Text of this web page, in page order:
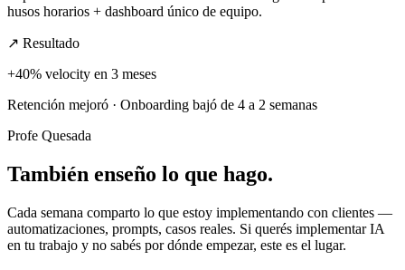
husos horarios + dashboard único de equipo.
↗ Resultado
+40% velocity en 3 meses
Retención mejoró · Onboarding bajó de 4 a 2 semanas
Profe Quesada
También enseño lo que hago.
Cada semana comparto lo que estoy implementando con clientes —
automatizaciones, prompts, casos reales. Si querés implementar IA
en tu trabajo y no sabés por dónde empezar, este es el lugar.